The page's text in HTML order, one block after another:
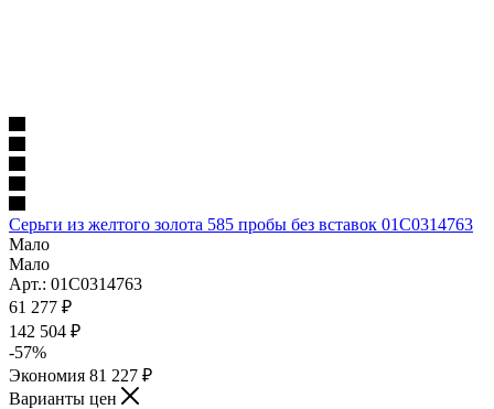
Серьги из желтого золота 585 пробы без вставок 01С0314763
Мало
Мало
Арт.: 01С0314763
61 277 ₽
142 504 ₽
-57%
Экономия 81 227 ₽
Варианты цен